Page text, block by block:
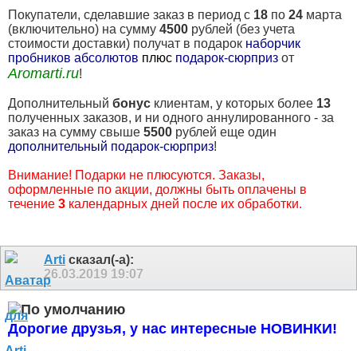
Покупатели, сделавшие заказ в период с 18 по 24 марта
(включительно) на сумму 4500 рублей (без учета
стоимости доставки) получат в подарок наборчик
пробников абсолютов плюс подарок-сюрприз от
Aromarti.ru!
Дополнительный бонус клиентам, у которых более 13
полученных заказов, и ни одного аннулированного - за
заказ на сумму свыше 5500 рублей еще один
дополнительный подарок-сюрприз!
Внимание! Подарки не плюсуются. Заказы,
оформленные по акции, должны быть оплачены в
течение 3 календарных дней после их обработки.
Arti сказал(-а):
26.03.2019 19:07
Дорогие друзья, у нас интересные НОВИНКИ!